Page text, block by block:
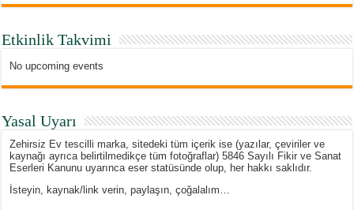
Etkinlik Takvimi
No upcoming events
Yasal Uyarı
Zehirsiz Ev tescilli marka, sitedeki tüm içerik ise (yazılar, çeviriler ve
kaynağı ayrıca belirtilmedikçe tüm fotoğraflar) 5846 Sayılı Fikir ve Sanat
Eserleri Kanunu uyarınca eser statüsünde olup, her hakkı saklıdır.
İsteyin, kaynak/link verin, paylaşın, çoğalalım…